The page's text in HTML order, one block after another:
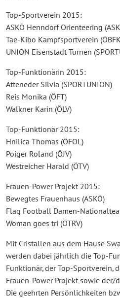
Top-Sportverein 2015:
ASKÖ Henndorf Orienteering
Tae-Kibo Kampfsportverein
UNION Eisenstadt Turnen
Top-Funktionärin 2015:
Atteneder Silvia (SPORTUNION)
Reis Monika (ÖFT)
Walkner Karin (ÖLV)
Top-Funktionär 2015:
Hnilica Thomas (ÖFOL)
Poiger Roland (ÖJV)
Westreicher Harald (ÖTV)
Frauen-Power Projekt 2015:
Bewegtes Frauenhaus (ASKÖ)
Flag Football Damen-
Woman goes tri (ÖTRV)
Mit Cristallen aus dem Hause
werden dabei jährlich die Top-
Funktionär, der Top-Sportverein,
Frauen-Power Projekt sowie der/
Die geehrten Persönlichkeiten